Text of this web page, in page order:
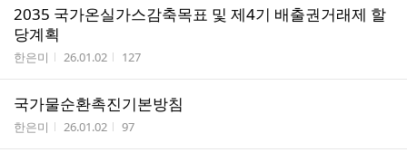
2035 국가온실가스감축목표 및 제4기 배출권거래제 할
당계획
작성자
한은미 작성시간
26.01.02 조회수
127
국가물순환촉진기본방침
작성자
한은미 작성시간
26.01.02 조회수
97